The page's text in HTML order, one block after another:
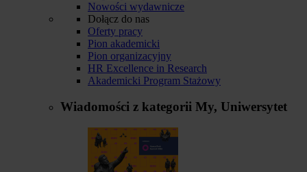
Nowości wydawnicze
Dołącz do nas
Oferty pracy
Pion akademicki
Pion organizacyjny
HR Excellence in Research
Akademicki Program Stażowy
Wiadomości z kategorii My, Uniwersytet